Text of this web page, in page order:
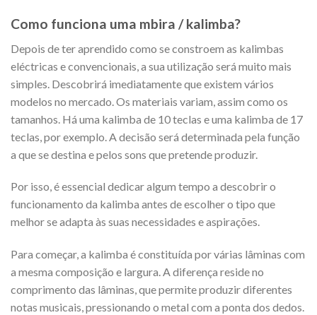
Como funciona uma mbira / kalimba?
Depois de ter aprendido como se constroem as kalimbas
eléctricas e convencionais, a sua utilização será muito mais
simples. Descobrirá imediatamente que existem vários
modelos no mercado. Os materiais variam, assim como os
tamanhos. Há uma kalimba de 10 teclas e uma kalimba de 17
teclas, por exemplo. A decisão será determinada pela função
a que se destina e pelos sons que pretende produzir.
Por isso, é essencial dedicar algum tempo a descobrir o
funcionamento da kalimba antes de escolher o tipo que
melhor se adapta às suas necessidades e aspirações.
Para começar, a kalimba é constituída por várias lâminas com
a mesma composição e largura. A diferença reside no
comprimento das lâminas, que permite produzir diferentes
notas musicais, pressionando o metal com a ponta dos dedos.